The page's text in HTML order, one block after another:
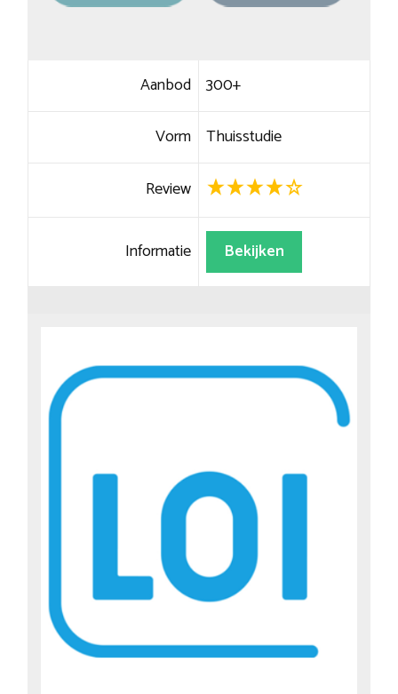
Aanbod 300+
Vorm Thuisstudie
Review
Informatie Bekijken